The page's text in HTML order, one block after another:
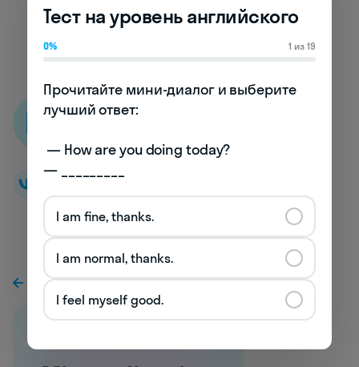
применять научные методы
Misapply safety protocols - неправильно
К предыдущей статье
Тест на уровень английского
0% 1 из 19
Прочитайте мини-диалог и выберите
лучший ответ:
— _________
I am fine, thanks.
I am normal, thanks.
I feel myself good.